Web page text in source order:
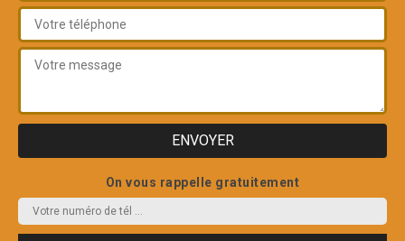
On vous rappelle gratuitement